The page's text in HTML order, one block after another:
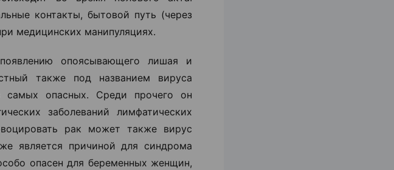
контакты, бытовой путь (через
медицинских манипуляциях.
опоясывающего лишая и
также под названием вируса
самых опасных. Среди прочего он
заболеваний лимфатических
рак может также вирус
является причиной для синдрома
опасен для беременных женщин,